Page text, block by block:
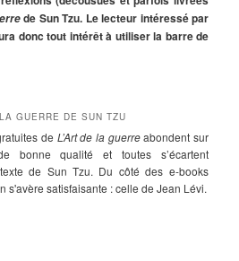
de Sun Tzu. Le lecteur intéressé par
donc tout intérêt à utiliser la barre de
GUERRE DE SUN TZU
de L’Art de la guerreabondent sur
bonne qualité et toutes s’écartent
de Sun Tzu. Du côté des e-books
s'avère satisfaisante : celle de Jean Lévi.